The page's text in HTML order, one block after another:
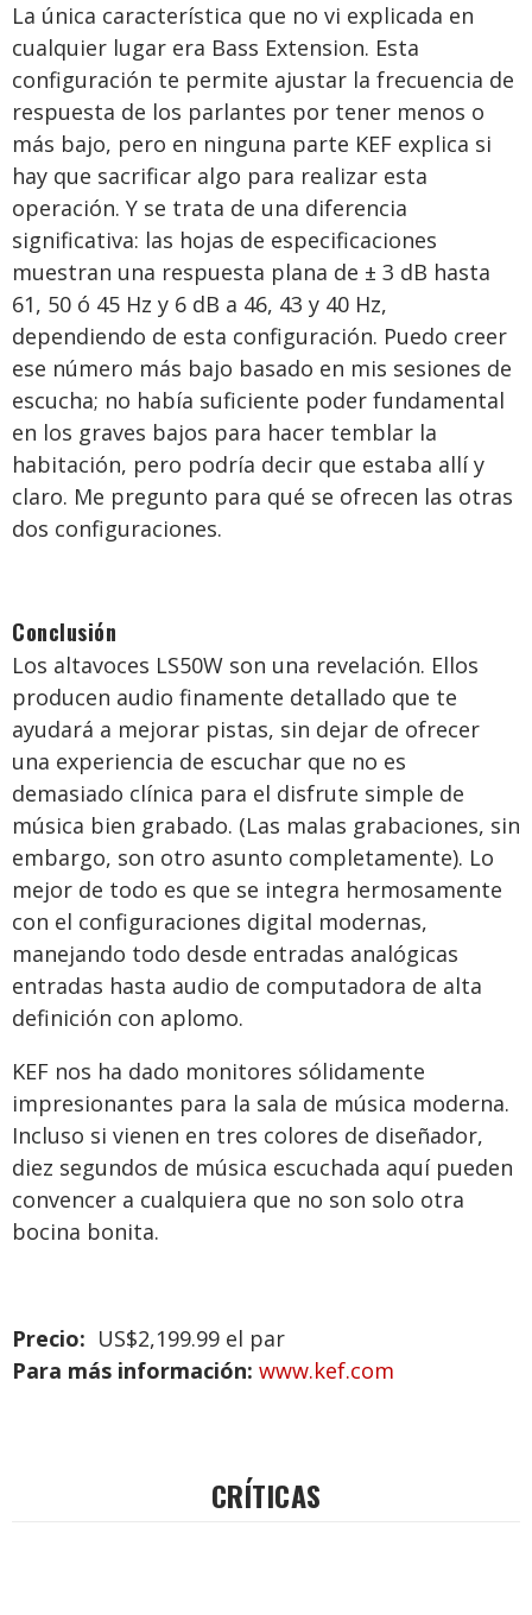
La única característica que no vi explicada en
cualquier lugar era Bass Extension. Esta
configuración te permite ajustar la frecuencia de
respuesta de los parlantes por tener menos o
más bajo, pero en ninguna parte KEF explica si
hay que sacrificar algo para realizar esta
operación. Y se trata de una diferencia
significativa: las hojas de especificaciones
muestran una respuesta plana de ± 3 dB hasta
61, 50 ó 45 Hz y 6 dB a 46, 43 y 40 Hz,
dependiendo de esta configuración. Puedo creer
ese número más bajo basado en mis sesiones de
escucha; no había suficiente poder fundamental
en los graves bajos para hacer temblar la
habitación, pero podría decir que estaba allí y
claro. Me pregunto para qué se ofrecen las otras
dos configuraciones.
Conclusión
Los altavoces LS50W son una revelación. Ellos
producen audio finamente detallado que te
ayudará a mejorar pistas, sin dejar de ofrecer
una experiencia de escuchar que no es
demasiado clínica para el disfrute simple de
música bien grabado. (Las malas grabaciones, sin
embargo, son otro asunto completamente). Lo
mejor de todo es que se integra hermosamente
con el configuraciones digital modernas,
manejando todo desde entradas analógicas
entradas hasta audio de computadora de alta
definición con aplomo.
KEF nos ha dado monitores sólidamente
impresionantes para la sala de música moderna.
Incluso si vienen en tres colores de diseñador,
diez segundos de música escuchada aquí pueden
convencer a cualquiera que no son solo otra
bocina bonita.
Precio: US$2,199.99 el par
Para más información: www.kef.com
CRÍTICAS